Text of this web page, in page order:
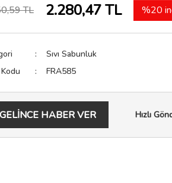
TL 2.280,47 TL %20
Sıvı Sabunluk
FRA585
GELİNCE HABER VER Hızlı